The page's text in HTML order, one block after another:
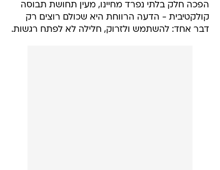
הפכה חלק בלתי נפרד מחיינו, מעין תחושת תבוסה
קולקטיבית - הדעה הרווחת היא שכולם רוצים רק
דבר אחד: להשתמש ולזרוק, חלילה לא לפתח רגשות.